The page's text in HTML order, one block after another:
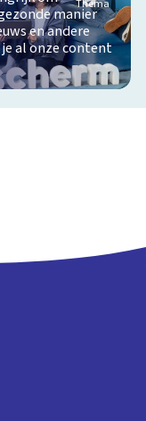
manier
en andere
al onze content
Thema